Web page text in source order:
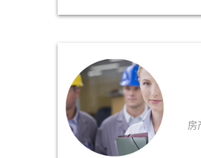
房